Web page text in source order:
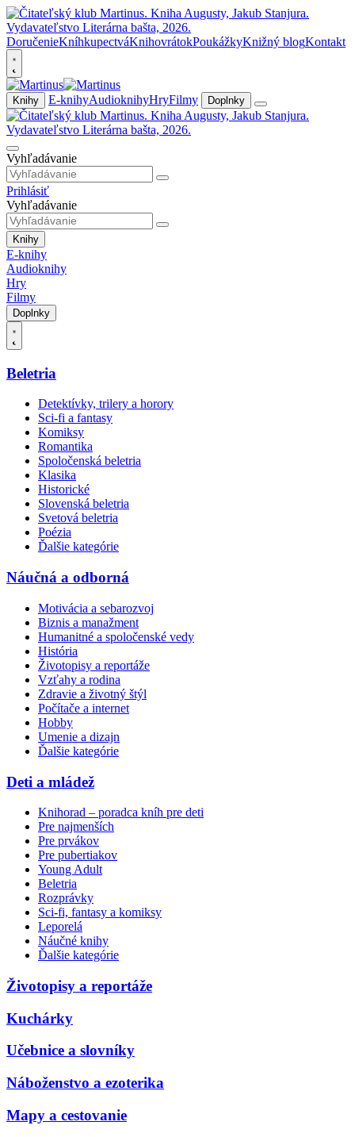
DoručenieKníhkupectváKnihovrátokPoukážkyKnižný blogKontakt
Knihy E-knihyAudioknihyHryFilmy Doplnky
Vyhľadávanie
Prihlásiť
Vyhľadávanie
Knihy
E-knihy
Audioknihy
Hry
Filmy
Doplnky
Beletria
Detektívky, trilery a horory
Sci-fi a fantasy
Komiksy
Romantika
Spoločenská beletria
Klasika
Historické
Slovenská beletria
Svetová beletria
Poézia
Ďalšie kategórie
Náučná a odborná
Motivácia a sebarozvoj
Biznis a manažment
Humanitné a spoločenské vedy
História
Životopisy a reportáže
Vzťahy a rodina
Zdravie a životný štýl
Počítače a internet
Hobby
Umenie a dizajn
Ďalšie kategórie
Deti a mládež
Knihorad – poradca kníh pre deti
Pre najmenších
Pre prvákov
Pre pubertiakov
Young Adult
Beletria
Rozprávky
Sci-fi, fantasy a komiksy
Leporelá
Náučné knihy
Ďalšie kategórie
Životopisy a reportáže
Kuchárky
Učebnice a slovníky
Náboženstvo a ezoterika
Mapy a cestovanie